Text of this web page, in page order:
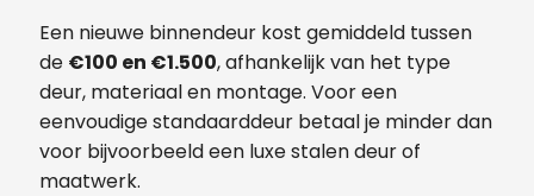
Een nieuwe binnendeur kost gemiddeld tussen
de €100 en €1.500, afhankelijk van het type
deur, materiaal en montage. Voor een
eenvoudige standaarddeur betaal je minder dan
voor bijvoorbeeld een luxe stalen deur of
maatwerk.